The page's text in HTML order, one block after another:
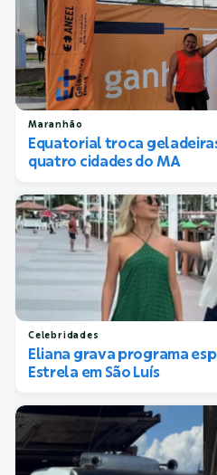
Maranhão
Equatorial troca
quatro cidades do MA
Celebridades
Eliana grava programa
Estrela em São Luís